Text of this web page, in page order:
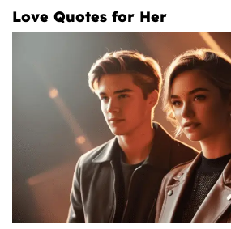
Love Quotes for Her